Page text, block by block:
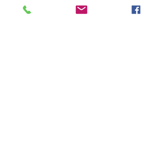
Progress
Ranked S/S